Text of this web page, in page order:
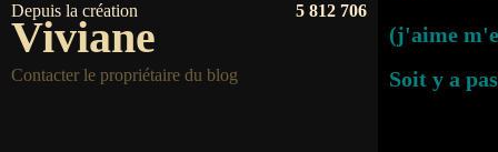
Depuis la création
5 812 706
Viviane
Contacter le propriétaire du blog
(j'aime
Soit y a